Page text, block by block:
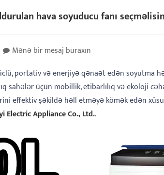
hava soyuducu fanı
Mənə bir mesaj buraxın
portativ və enerjiyə qənaət edən soyutma
sahələr üçün mobillik, etibarlılıq və ekoloji
effektiv şəkildə həll etməyə kömək edən
Electric Appliance Co., Ltd..